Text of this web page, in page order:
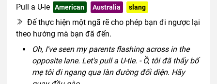
Pull a U-ie American Australia slang
Để thực hiện một ngã rẽ cho phép bạn đi ngược lại
theo hướng mà bạn đã đến.
Oh, I've seen my parents flashing across in the
opposite lane. Let's pull a U-tie. - Ồ, tôi đã thấy bố
mẹ tôi đi ngang qua làn đường đối diện. Hãy